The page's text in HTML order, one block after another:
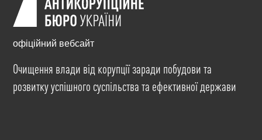
офіційний вебсайт
Очищення влади від корупції заради побудови та
розвитку успішного суспільства та ефективної держави